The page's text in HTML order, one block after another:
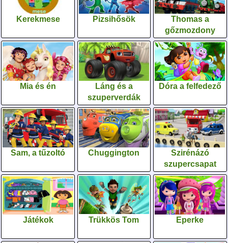
Kerekmese Pizsihősök
Thomas a
gőzmozdony
Mia és én
Láng és a
szuperverdák
Dóra a felfedező
Sam, a tűzoltó Chuggington
Szirénázó
szupercsapat
Játékok Trükkös Tom Eperke